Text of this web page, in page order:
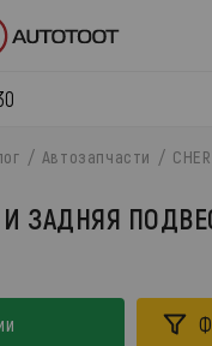
Автозапчасти
ЗАДНЯЯ